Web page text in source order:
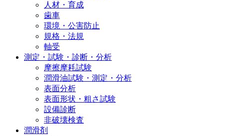
人材・育成
歯車
環境・公害防止
規格・法規
軸受
測定・試験・診断・分析
摩擦摩耗試験
潤滑油試験・測定・分析
表面分析
表面形状・粗さ試験
設備診断
非破壊検査
潤滑剤